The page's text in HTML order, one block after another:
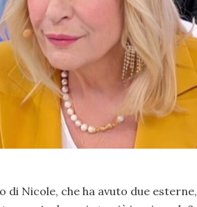
Nicole, che ha avuto due esterne,